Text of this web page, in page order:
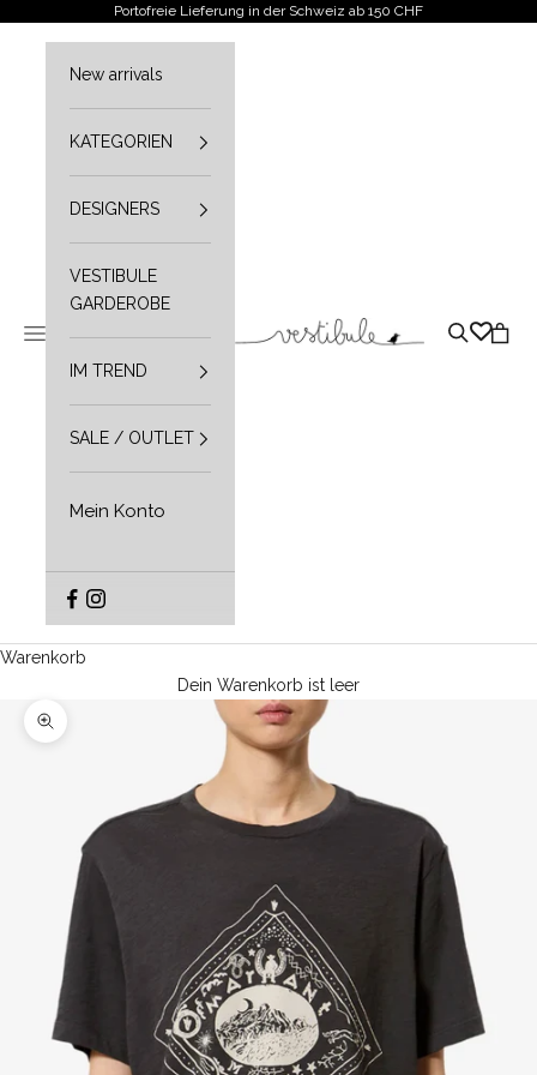
Zum Inhalt springenPortofreie Lieferung in der Schweiz ab 150 CHF
Vestibule
Navigationsmenü öffnen Suche
New arrivals
KATEGORIEN
DESIGNERS
VESTIBULE
GARDEROBE
IM TREND
SALE / OUTLET
Mein Konto
Warenkorb
Dein Warenkorb ist leer
Bild vergrößern